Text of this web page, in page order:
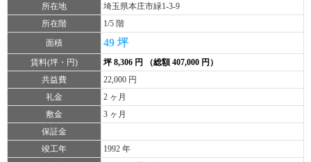
所在地
埼玉県本庄市緑1-3-9
所在階
1/5 階
面積
49 坪
賃料(坪・円)
坪 8,306 円 （総額 407,000 円）
共益費
22,000 円
礼金
2 ヶ月
敷金
3 ヶ月
保証金
竣工年
1992 年